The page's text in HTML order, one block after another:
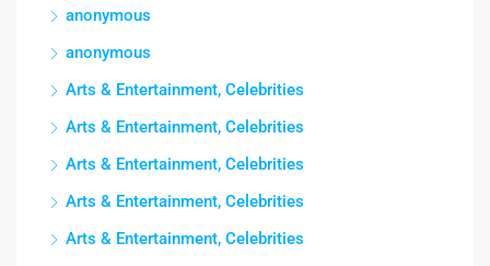
anonymous
anonymous
Arts & Entertainment, Celebrities
Arts & Entertainment, Celebrities
Arts & Entertainment, Celebrities
Arts & Entertainment, Celebrities
Arts & Entertainment, Celebrities